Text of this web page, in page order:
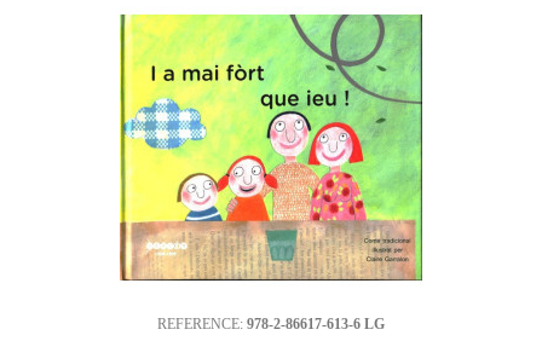
REFERENCE: 978-2-86617-613-6 LG